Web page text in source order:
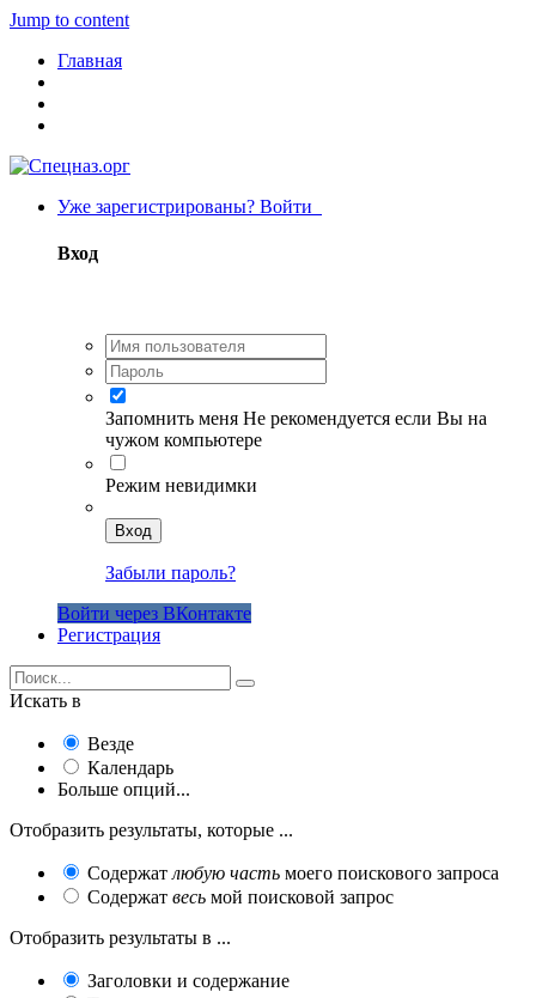
Jump to content
Главная
Уже зарегистрированы? Войти
Вход
Запомнить меня Не рекомендуется если Вы на
чужом компьютере
Режим невидимки
Вход
Забыли пароль?
Войти через ВКонтакте
Регистрация
Искать в
Везде
Календарь
Больше опций...
Отобразить результаты, которые ...
Содержат любую часть моего поискового запроса
Содержат весь мой поисковой запрос
Отобразить результаты в ...
Заголовки и содержание